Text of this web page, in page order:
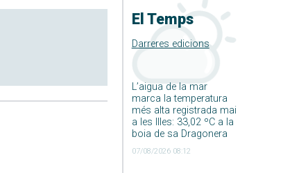
El Temps
Darreres edicions
L’aigua de la mar
marca la temperatura
més alta registrada mai
a les Illes: 33,02 ºC a la
boia de sa Dragonera
07/08/2026 08:12